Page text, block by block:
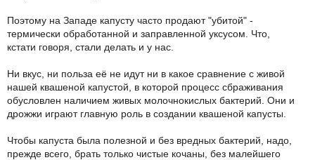
Поэтому на Западе капусту часто продают "убитой" -
термически обработанной и заправленной уксусом. Что,
кстати говоря, стали делать и у нас.
Ни вкус, ни польза её не идут ни в какое сравнение с живой
нашей квашеной капустой, в которой процесс сбраживания
обусловлен наличием живых молочнокислых бактерий. Они и
дрожжи играют главную роль в создании квашеной капусты.
Чтобы капуста была полезной и без вредных бактерий, надо,
прежде всего, брать только чистые кочаны, без малейшего